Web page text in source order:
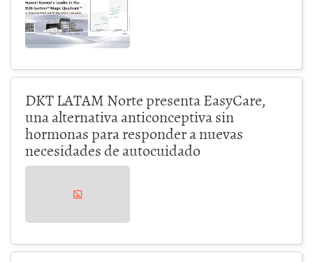
DKT LATAM Norte presenta EasyCare,
una alternativa anticonceptiva sin
hormonas para responder a nuevas
necesidades de autocuidado